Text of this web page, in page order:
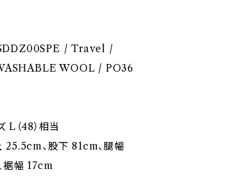
/ Travel /
WOOL / PO36
L（48）相当
25.5cm、股下 81cm、腿幅
裾幅 17cm